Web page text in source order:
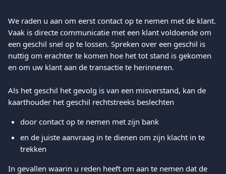
We raden u aan om eerst contact op te nemen met de klant.
Vaak is directe communicatie met een klant voldoende om
een ​​geschil snel op te lossen. Spreken over een geschil is
nuttig om erachter te komen hoe het tot stand is gekomen
en om uw klant aan de transactie te herinneren.
Als het geschil het gevolg is van een misverstand, kan de
kaarthouder het geschil rechtstreeks beslechten
door contact op te nemen met zijn bank
en de juiste aanvraag in te dienen om zijn klacht in te
trekken
In gevallen waarin u reden heeft om aan te nemen dat de